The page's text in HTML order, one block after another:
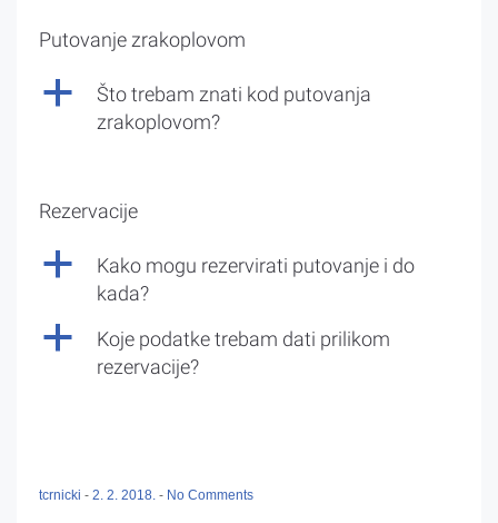
Putovanje zrakoplovom
a
Što trebam znati kod putovanja
zrakoplovom?
Rezervacije
a
Kako mogu rezervirati putovanje i do
kada?
a
Koje podatke trebam dati prilikom
rezervacije?
tcrnicki - 2. 2. 2018. - No Comments